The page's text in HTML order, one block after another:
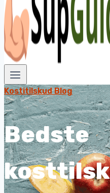
Kostitilskud Blog
Bedste